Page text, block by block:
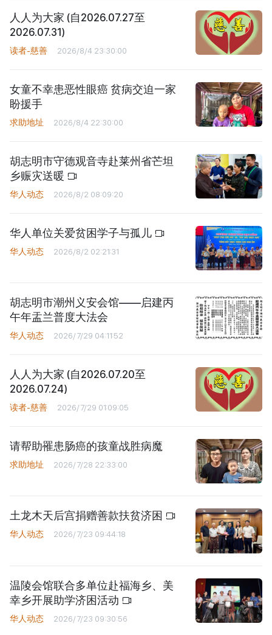
人人为大家 (自2026.07.27至
2026.07.31)
读者-慈善 2026/8/4 23:30:00
女童不幸患恶性眼癌 贫病交迫一家
盼援手
求助地址 2026/8/4 22:30:00
胡志明市守德观音寺赴莱州省芒坦
乡赈灾送暖
华人动态 2026/8/2 08:09:20
华人单位关爱贫困学子与孤儿
华人动态 2026/8/2 02:21:31
胡志明市潮州义安会馆——启建丙
午年盂兰普度大法会
华人动态 2026/7/29 04:11:52
人人为大家 (自2026.07.20至
2026.07.24)
读者-慈善 2026/7/29 01:09:05
请帮助罹患肠癌的孩童战胜病魔
求助地址 2026/7/28 22:33:00
土龙木天后宫捐赠善款扶贫济困
华人动态 2026/7/23 09:44:18
温陵会馆联合多单位赴福海乡、美
幸乡开展助学济困活动
华人动态 2026/7/23 09:30:56